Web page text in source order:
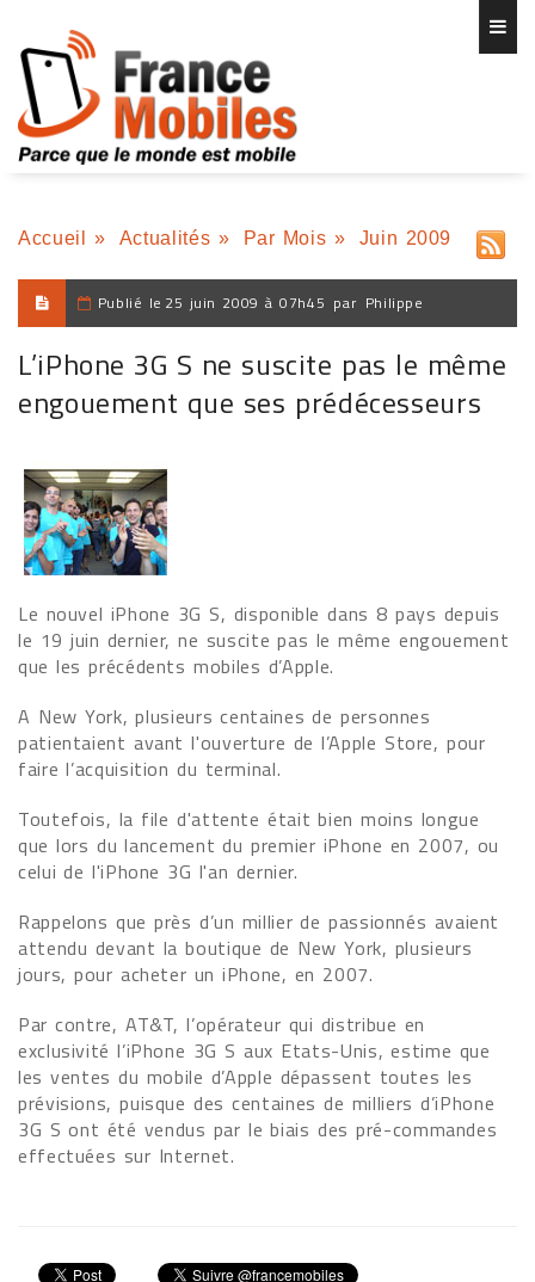
Accueil » Actualités » Par Mois » Juin 2009
Publié le 25 juin 2009 à 07h45 par Philippe
L’iPhone 3G S ne suscite pas le même
engouement que ses prédécesseurs
Le nouvel iPhone 3G S, disponible dans 8 pays depuis
le 19 juin dernier, ne suscite pas le même engouement
que les précédents mobiles d’Apple.
A New York, plusieurs centaines de personnes
patientaient avant l'ouverture de l’Apple Store, pour
faire l’acquisition du terminal.
Toutefois, la file d'attente était bien moins longue
que lors du lancement du premier iPhone en 2007, ou
celui de l'iPhone 3G l'an dernier.
Rappelons que près d’un millier de passionnés avaient
attendu devant la boutique de New York, plusieurs
jours, pour acheter un iPhone, en 2007.
Par contre, AT&T, l’opérateur qui distribue en
exclusivité l’iPhone 3G S aux Etats-Unis, estime que
les ventes du mobile d’Apple dépassent toutes les
prévisions, puisque des centaines de milliers d’iPhone
3G S ont été vendus par le biais des pré-commandes
effectuées sur Internet.